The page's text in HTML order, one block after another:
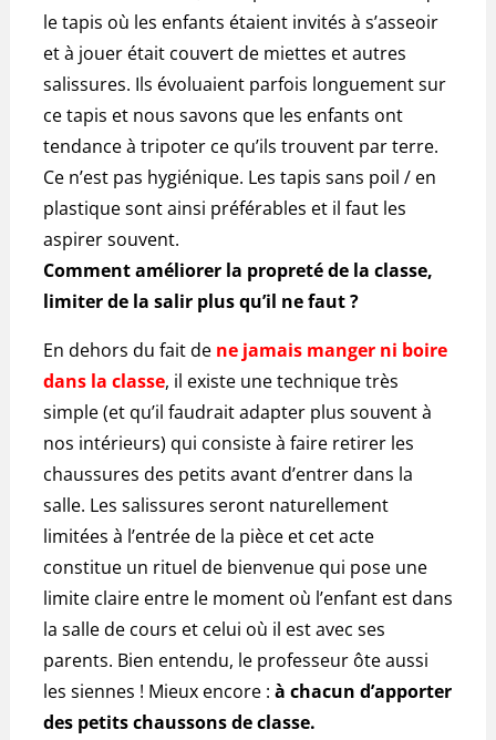
le tapis où les enfants étaient invités à s’asseoir
et à jouer était couvert de miettes et autres
salissures. Ils évoluaient parfois longuement sur
ce tapis et nous savons que les enfants ont
tendance à tripoter ce qu’ils trouvent par terre.
Ce n’est pas hygiénique. Les tapis sans poil / en
plastique sont ainsi préférables et il faut les
aspirer souvent.
Comment améliorer la propreté de la classe,
limiter de la salir plus qu’il ne faut ?
En dehors du fait de ne jamais manger ni boire
dans la classe, il existe une technique très
simple (et qu’il faudrait adapter plus souvent à
nos intérieurs) qui consiste à faire retirer les
chaussures des petits avant d’entrer dans la
salle. Les salissures seront naturellement
limitées à l’entrée de la pièce et cet acte
constitue un rituel de bienvenue qui pose une
limite claire entre le moment où l’enfant est dans
la salle de cours et celui où il est avec ses
parents. Bien entendu, le professeur ôte aussi
les siennes ! Mieux encore : à chacun d’apporter
des petits chaussons de classe.